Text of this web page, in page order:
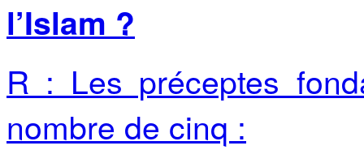
l’Islam ?
R : Les préceptes
nombre de cinq :